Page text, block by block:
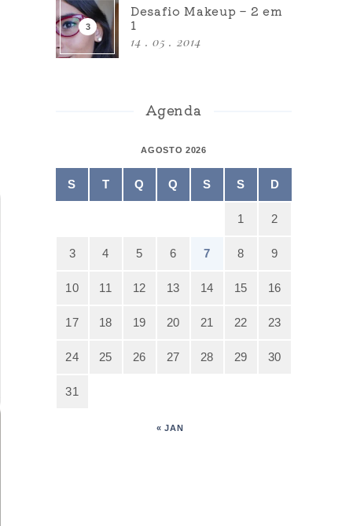
Desafio Makeup – 2 em
1
14 . 05 . 2014
Agenda
AGOSTO 2026
S T Q Q S S D
1 2
3 4 5 6 7 8 9
10 11 12 13 14 15 16
17 18 19 20 21 22 23
24 25 26 27 28 29 30
31
« JAN